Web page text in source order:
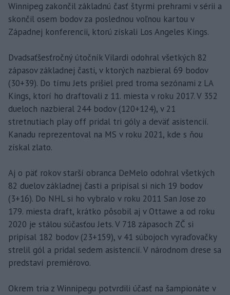
Winnipeg zakončil základnú časť štyrmi prehrami v sérii a
skončil osem bodov za poslednou voľnou kartou v
Západnej konferencii, ktorú získali Los Angeles Kings.
Dvadsaťšesťročný útočník Vilardi odohral všetkých 82
zápasov základnej časti, v ktorých nazbieral 69 bodov
(30+39). Do tímu Jets prišiel pred troma sezónami z LA
Kings, ktorí ho draftovali z 11. miesta v roku 2017. V 352
dueloch nazbieral 244 bodov (120+124), v 21
stretnutiach play off pridal tri góly a deväť asistencií.
Kanadu reprezentoval na MS v roku 2021, kde s ňou
získal zlato.
Aj o päť rokov starší obranca DeMelo odohral všetkých
82 duelov základnej časti a pripísal si nich 19 bodov
(3+16). Do NHL si ho vybralo v roku 2011 San Jose zo
179. miesta draft, krátko pôsobil aj v Ottawe a od roku
2020 je stálou súčasťou Jets. V 718 zápasoch ZČ si
pripísal 182 bodov (23+159), v 41 súbojoch vyraďovačky
strelil gól a pridal sedem asistencií. V národnom drese sa
predstaví premiérovo.
Okrem tria z Winnipegu potvrdili účasť na šampionáte v